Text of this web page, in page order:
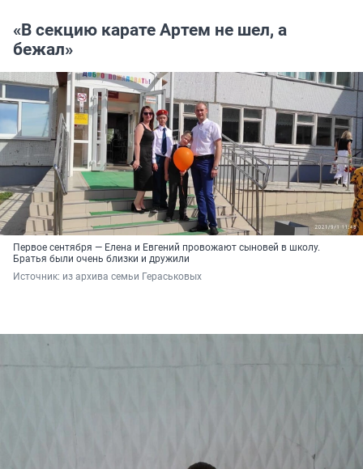
«В секцию карате Артем не шел, а
бежал»
Первое сентября — Елена и Евгений провожают сыновей в школу.
Братья были очень близки и дружили
Источник: из архива семьи Гераськовых